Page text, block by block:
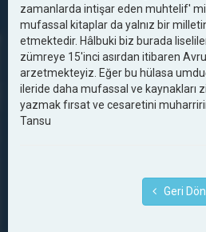
zamanlarda intişar eden muhtelif'
mufassal kitaplar da yalnız bir
etmektedir. Hâlbuki biz burada
zümreye 15'inci asırdan itibaren
arzetmekteyiz. Eğer bu hülasa
ileride daha mufassal ve kaynakları
yazmak fırsat ve cesaretini
Tansu
Geri Dön